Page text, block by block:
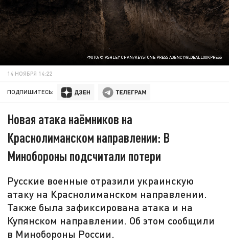
ФОТО: © ASHLEY CHAN/KEYSTONE PRESS AGENCY/GLOBALLOOKPRESS
14 НОЯБРЯ 14:22
ПОДПИШИТЕСЬ:
Новая атака наёмников на
Краснолиманском направлении: В
Минобороны подсчитали потери
Русские военные отразили украинскую
атаку на Краснолиманском направлении.
Также была зафиксирована атака и на
Купянском направлении. Об этом сообщили
в Минобороны России.